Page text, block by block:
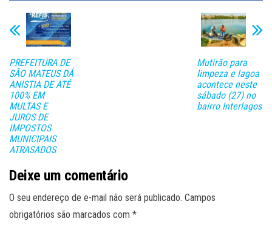
PREFEITURA DE
SÃO MATEUS DÁ
ANISTIA DE ATÉ
100% EM
MULTAS E
JUROS DE
IMPOSTOS
MUNICIPAIS
ATRASADOS
Mutirão para
limpeza e lagoa
acontece neste
sábado (27) no
bairro Interlagos
Deixe um comentário
O seu endereço de e-mail não será publicado. Campos
obrigatórios são marcados com *